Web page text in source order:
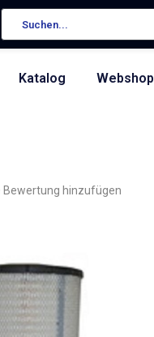
Katalog Webshop
Bewertung hinzufügen